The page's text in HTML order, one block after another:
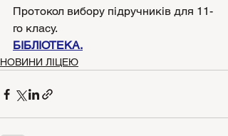
Протокол вибору підручників для 11-
го класу.
БІБЛІОТЕКА.
НОВИНИ ЛІЦЕЮ